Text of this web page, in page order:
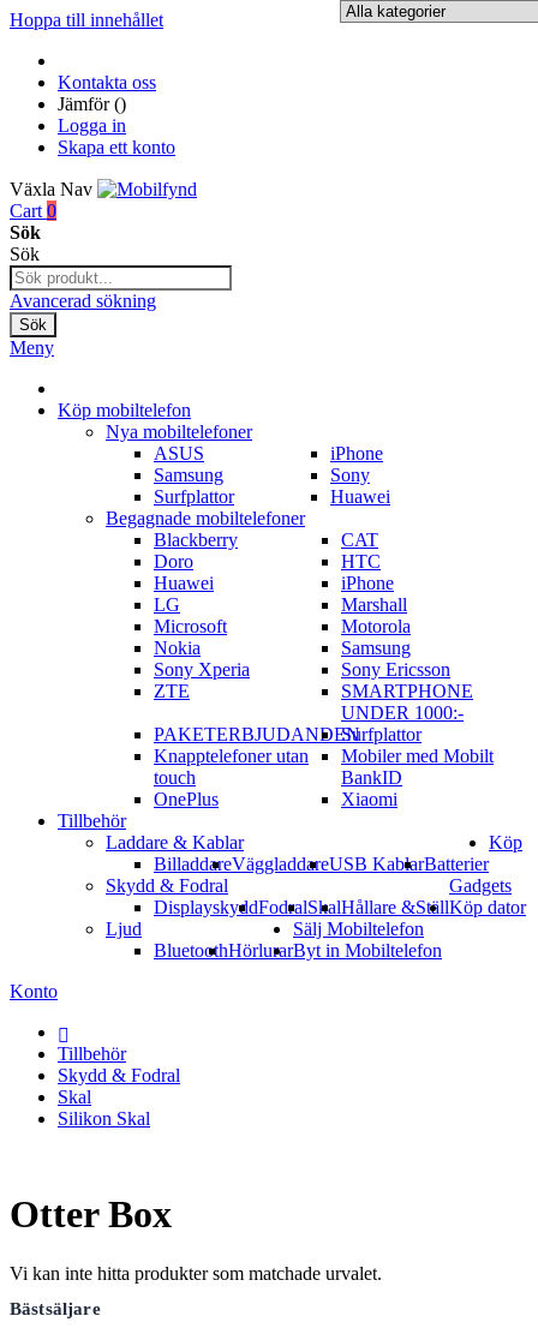
Hoppa till innehållet
Kontakta oss
Jämför ()
Logga in
Skapa ett konto
Växla Nav
Cart 0
Sök
Sök
Avancerad sökning
Sök
Meny
Köp mobiltelefon
Nya mobiltelefoner
ASUS
iPhone
Samsung
Sony
Surfplattor
Huawei
Begagnade mobiltelefoner
Blackberry
CAT
Doro
HTC
Huawei
iPhone
LG
Marshall
Microsoft
Motorola
Nokia
Samsung
Sony Xperia
Sony Ericsson
ZTE
SMARTPHONE
UNDER 1000:-
PAKETERBJUDANDENSurfplattor
Knapptelefoner utan
touch
Mobiler med Mobilt
BankID
OnePlus
Xiaomi
Tillbehör
Laddare & Kablar
BilladdareVäggladdareUSB KablarBatterier
Skydd & Fodral
DisplayskyddFodralSkalHållare &Ställ
Ljud
BluetoothHörlurar
Köp
Gadgets
Köp dator
Sälj Mobiltelefon
Byt in Mobiltelefon
Konto
Tillbehör
Skydd & Fodral
Skal
Silikon Skal
Otter Box
Vi kan inte hitta produkter som matchade urvalet.
Bästsäljare